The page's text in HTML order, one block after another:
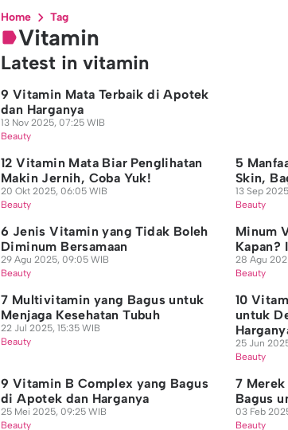
Home Tag
Vitamin
Latest in vitamin
9 Vitamin Mata Terbaik di Apotek
dan Harganya
13 Nov 2025, 07:25 WIB
Beauty
12 Vitamin Mata Biar Penglihatan
Makin Jernih, Coba Yuk!
20 Okt 2025, 06:05 WIB
Beauty
5
Skin,
13 Sep
Beauty
6 Jenis Vitamin yang Tidak Boleh
Diminum Bersamaan
29 Agu 2025, 09:05 WIB
Beauty
Minum
Kapan?
28 Agu
Beauty
7 Multivitamin yang Bagus untuk
Menjaga Kesehatan Tubuh
22 Jul 2025, 15:35 WIB
Beauty
10
untuk
25 Jun
Beauty
9 Vitamin B Complex yang Bagus
di Apotek dan Harganya
25 Mei 2025, 09:25 WIB
Beauty
7
Bagus
03 Feb
Beauty